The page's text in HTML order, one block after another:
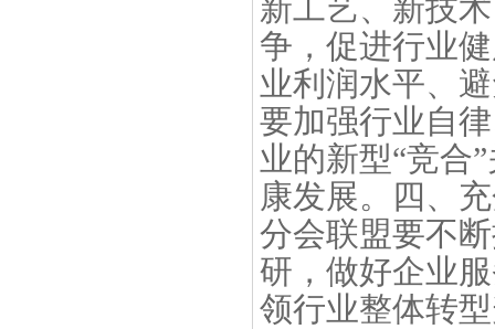
新工艺、新技
争，促进行业
业利润水平、
要加强行业自
业的新型“竞合
康发展。四、
分会联盟要不
研，做好企业
领行业整体转